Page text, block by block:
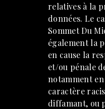
relatives à la
données. Le
Sommet Du
également la
en cause la
et/ou pénale
notamment en
caractère
diffamant, ou